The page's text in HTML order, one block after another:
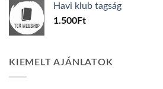
600Ft.100Ft.
Havi klub tagság
1.500Ft
KIEMELT AJÁNLATOK